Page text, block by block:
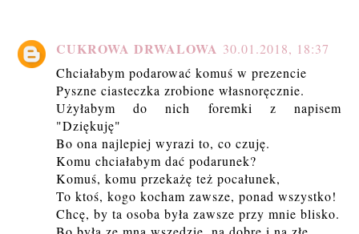
CUKROWA DRWALOWA 30.01.2018, 18:37
Chciałabym podarować komuś w prezencie
Pyszne ciasteczka zrobione własnoręcznie.
Użyłabym do nich foremki z napisem
"Dziękuję"
Bo ona najlepiej wyrazi to, co czuję.
Komu chciałabym dać podarunek?
Komuś, komu przekażę też pocałunek,
To ktoś, kogo kocham zawsze, ponad wszystko!
Chcę, by ta osoba była zawsze przy mnie blisko.